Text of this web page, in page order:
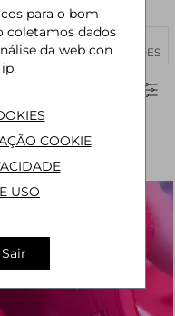
JOÃO
PESSOA
MAIS
CIDADES
para o bom
coletamos dados
da web con
COOKIE
USO
Sair